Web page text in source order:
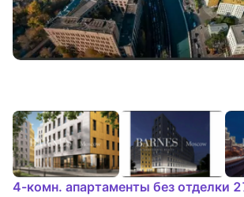
4-комн. апартаменты без отделки